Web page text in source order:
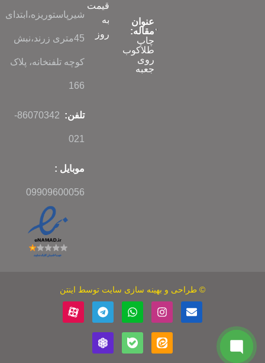
عنوان
مقاله:
چاپ
طلاکوب
روی
جعبه
قیمت
به
روز
شیرپاستوریزه،ابتدای
45متری زرند،نبش
کوچه تلفنخانه، پلاک
166
تلفن: 86070342-
021
موبایل :
09909600056
© طراحی و بهینه سازی سایت توسط اینتن